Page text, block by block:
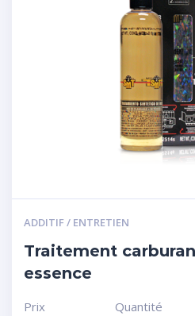
ADDITIF / ENTRETIEN
Traitement
essence
Prix Quantité